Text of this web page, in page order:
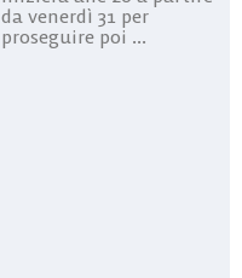
da venerdì 31 per
proseguire poi ...